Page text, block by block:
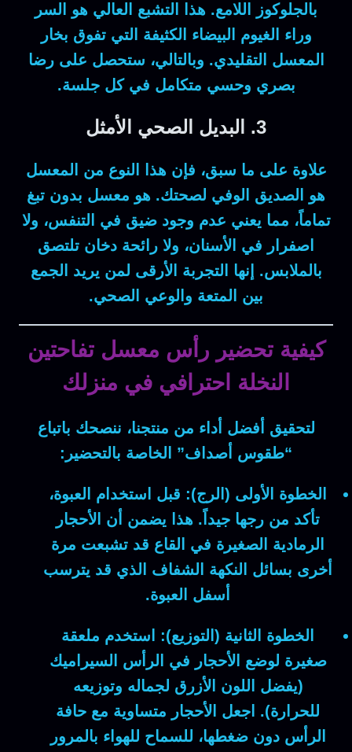
بالجلوكوز اللامع. هذا التشبع العالي هو السر
وراء الغيوم البيضاء الكثيفة التي تفوق بخار
المعسل التقليدي. وبالتالي، ستحصل على رضا
بصري وحسي متكامل في كل جلسة.
3. البديل الصحي الأمثل
علاوة على ما سبق، فإن هذا النوع من المعسل
هو الصديق الوفي لصحتك. هو معسل بدون تبغ
تماماً، مما يعني عدم وجود ضيق في التنفس، ولا
اصفرار في الأسنان، ولا رائحة دخان تلتصق
بالملابس. إنها التجربة الأرقى لمن يريد الجمع
بين المتعة والوعي الصحي.
كيفية تحضير رأس معسل تفاحتين
النخلة احترافي في منزلك
لتحقيق أفضل أداء من منتجنا، ننصحك باتباع
“طقوس أصداف” الخاصة بالتحضير:
الخطوة الأولى (الرج): قبل استخدام العبوة،
تأكد من رجها جيداً. هذا يضمن أن الأحجار
الرمادية الصغيرة في القاع قد تشبعت مرة
أخرى بسائل النكهة الشفاف الذي قد يترسب
أسفل العبوة.
الخطوة الثانية (التوزيع): استخدم ملعقة
صغيرة لوضع الأحجار في الرأس السيراميك
(يفضل اللون الأزرق لجماله وتوزيعه
للحرارة). اجعل الأحجار متساوية مع حافة
الرأس دون ضغطها، للسماح للهواء بالمرور